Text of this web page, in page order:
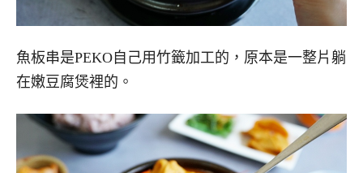
魚板串是PEKO自己用竹籤加工的，原本是一整片躺
在嫩豆腐煲裡的。